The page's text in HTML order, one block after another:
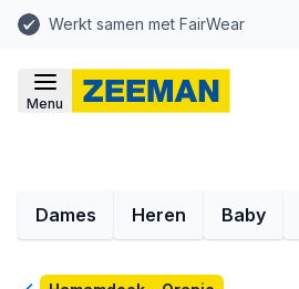
Werkt samen met FairWear
Menu
Dames Heren Baby